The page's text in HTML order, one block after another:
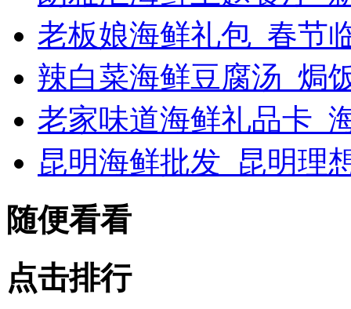
老板娘海鲜礼包_春节
辣白菜海鲜豆腐汤_焗
老家味道海鲜礼品卡_
昆明海鲜批发_昆明理
随便看看
点击排行